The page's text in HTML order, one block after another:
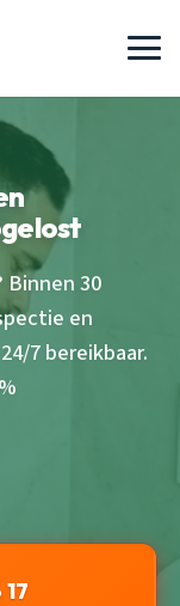
30
en
7 bereikbaar.